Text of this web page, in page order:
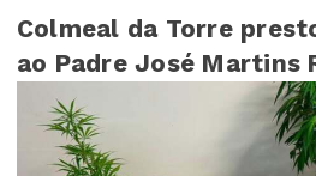
Colmeal da Torre
ao Padre José Martins